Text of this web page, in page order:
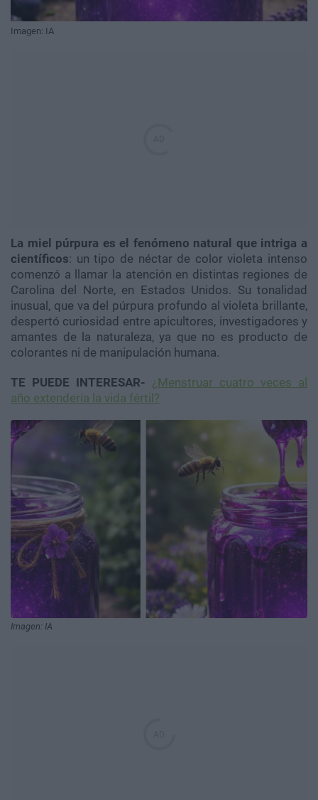
Imagen: IA
La miel púrpura es el fenómeno natural que intriga a
científicos: un tipo de néctar de color violeta intenso
comenzó a llamar la atención en distintas regiones de
Carolina del Norte, en Estados Unidos. Su tonalidad
inusual, que va del púrpura profundo al violeta brillante,
despertó curiosidad entre apicultores, investigadores y
amantes de la naturaleza, ya que no es producto de
colorantes ni de manipulación humana.
TE PUEDE INTERESAR- ¿Menstruar cuatro veces al
año extendería la vida fértil?
Imagen: IA